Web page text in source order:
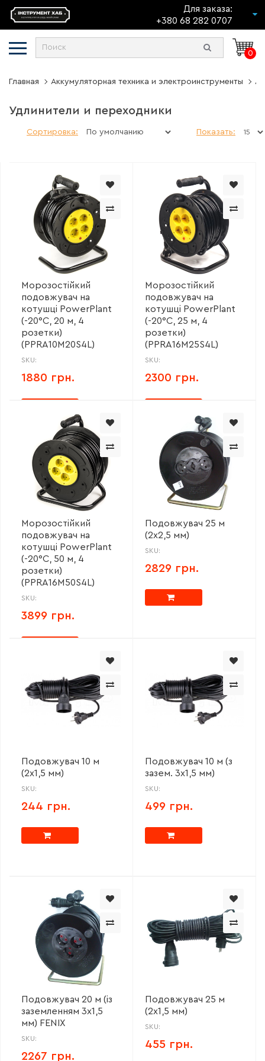
Для заказа:
+380 68 282 0707
0
Главная Аккумуляторная техника и электроинструменты
Удлинители и переходники
Сортировка: Показать:
Морозостійкий
подовжувач на
котушці PowerPlant
(-20°С, 20 м, 4
розетки)
(PPRA10M20S4L)
SKU:
1880 грн.
Морозостійкий
подовжувач на
котушці PowerPlant
(-20°С, 25 м, 4
розетки)
(PPRA16M25S4L)
SKU:
2300 грн.
Морозостійкий
подовжувач на
котушці PowerPlant
(-20°С, 50 м, 4
розетки)
(PPRA16M50S4L)
SKU:
3899 грн.
Подовжувач 25 м
(2х2,5 мм)
SKU:
2829 грн.
Подовжувач 10 м
(2х1,5 мм)
SKU:
244 грн.
Подовжувач 10 м (з
зазем. 3х1,5 мм)
SKU:
499 грн.
Подовжувач 20 м (із
заземленням 3х1,5
мм) FENIX
SKU:
2267 грн.
Подовжувач 25 м
(2х1,5 мм)
SKU:
455 грн.